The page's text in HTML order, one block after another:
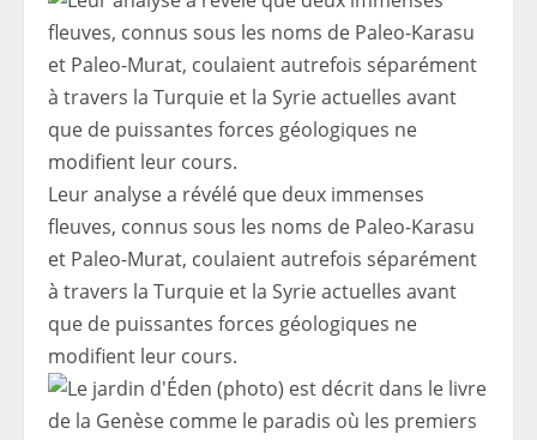
Leur analyse a révélé que deux immenses
fleuves, connus sous les noms de Paleo-Karasu
et Paleo-Murat, coulaient autrefois séparément
à travers la Turquie et la Syrie actuelles avant
que de puissantes forces géologiques ne
modifient leur cours.